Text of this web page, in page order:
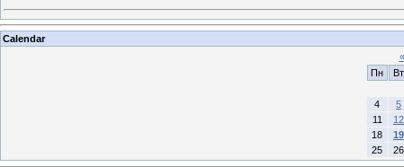
Calendar
«
Пн
Вт
4
5
11
12
18
19
25
26